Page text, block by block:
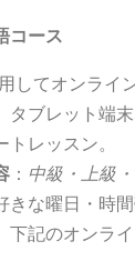
コース
してオンライ
ブレット端
トレッスン。
： 中級・上級
きな曜日・時
下記のオンラ